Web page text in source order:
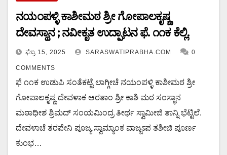
ನಯಂಪಳ್ಳಿ ಕಾಶೀಮಠ ಶ್ರೀ ಗೋಪಾಲಕೃಷ್ಣ
ದೇವಸ್ಥಾನ ; ನವೀಕೃತ ಉದ್ಘಾಟನ ಫೆ. ೧೧ಕ ಕೆಲ್ಲಿ.
ಫೆಬ್ರ 15, 2025 SARASWATIPRABHA.COM 0
COMMENTS
ಫೆ ೧೧ಕ ಉಡುಪಿ ಸಂತೆಕಟ್ಟೆ ಲಾಗ್ಗೀಚೆ ನಯಂಪಳ್ಳಿ ಕಾಶೀಮಠ ಶ್ರೀ
ಗೋಪಾಲಕೃಷ್ಣ ದೇವಳಾಕ ಆರತಾಂ ಶ್ರೀ ಕಾಶಿ ಮಠ ಸಂಸ್ಥಾನ
ಮಠಾಧೀಶ ಶ್ರಿಮದ್ ಸಂಯಮಿಂದ್ರ ತೀರ್ಥ ಸ್ವಾಮೀಜಿ ತಾನ್ನಿ ಭೆಟ್ಟಿಲೆ.
ದೇವಳಾಚೆ ತರಪೇನಿ ಪೂಜ್ಯ ಸ್ವಾಮ್ಯಾಂಕ ವಾಜ್ಜಽಪ ತಶೀಚಿ ಪೂರ್ಣ
ಕುಂಭ…